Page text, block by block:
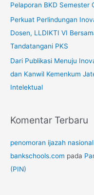
k
:
Pelaporan BKD Semester
Perkuat Perlindungan
Dosen, LLDIKTI VI
Tandatangani PKS
Dari Publikasi Menuju
dan Kanwil Kemenkum
Intelektual
Komentar Terbaru
penomoran ijazah
bankschools.com pada
(PIN)